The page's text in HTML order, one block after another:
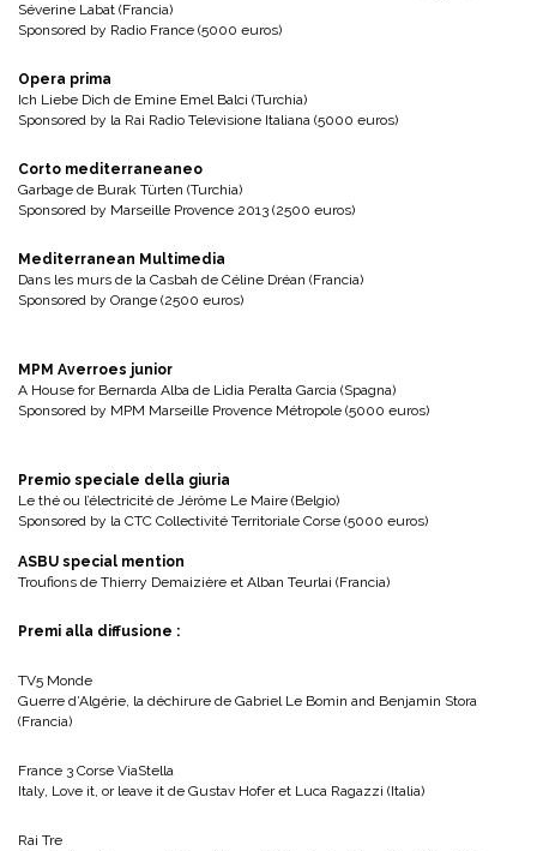
Séverine Labat (Francia)
Sponsored by Radio France (5000 euros)
Opera prima
Ich Liebe Dich de Emine Emel Balci (Turchia)
Sponsored by la Rai Radio Televisione Italiana (5000 euros)
Corto mediterraneaneo
Garbage de Burak Türten (Turchia)
Sponsored by Marseille Provence 2013 (2500 euros)
Mediterranean Multimedia
Dans les murs de la Casbah de Céline Dréan (Francia)
Sponsored by Orange (2500 euros)
MPM Averroes junior
A House for Bernarda Alba de Lidia Peralta Garcia (Spagna)
Sponsored by MPM Marseille Provence Métropole (5000 euros)
Premio speciale della giuria
Le thé ou l’électricité de Jérôme Le Maire (Belgio)
Sponsored by la CTC Collectivité Territoriale Corse (5000 euros)
ASBU special mention
Troufions de Thierry Demaizière et Alban Teurlai (Francia)
Premi alla diffusione :
TV5 Monde
Guerre d’Algérie, la déchirure de Gabriel Le Bomin and Benjamin Stora
(Francia)
France 3 Corse ViaStella
Italy, Love it, or leave it de Gustav Hofer et Luca Ragazzi (Italia)
Rai Tre